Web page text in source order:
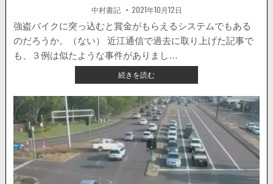
ス
が
原
因
で
す
い
ト
ラ
ブ
ル。
警
察
著
者:
中村書記 掲
載
日：
2021年10月12日
強盗バイクに突っ込むと賞金がもらえるシステムでもある
のだろうか。（ない） 近江通信で過去に取り上げた記事で
も、３例は似たような事件がありまし…
続きを読む【海
外
ニ
ュ
ー
ス】
バ
イ
ク
に